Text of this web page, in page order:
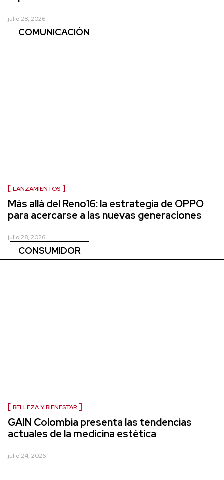
julio 28, 2026
COMUNICACIÓN
LANZAMIENTOS
Más allá del Reno16: la estrategia de OPPO
para acercarse a las nuevas generaciones
julio 28, 2026
CONSUMIDOR
BELLEZA Y BIENESTAR
GAIN Colombia presenta las tendencias
actuales de la medicina estética
julio 24, 2026